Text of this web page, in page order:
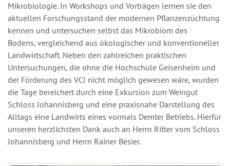
Mikrobiologie. In Workshops und Vorträgen lernen sie den
aktuellen Forschungsstand der modernen Pflanzenzüchtung
kennen und untersuchen selbst das Mikrobiom des
Bodens, vergleichend aus ökologischer und konventioneller
Landwirtschaft. Neben den zahlreichen praktischen
Untersuchungen, die ohne die Hochschule Geisenheim und
der Förderung des VCI nicht möglich gewesen wäre, wurden
die Tage bereichert durch eine Exkursion zum Weingut
Schloss Johannisberg und eine praxisnahe Darstellung des
Alltags eine Landwirts eines vormals Demter Betriebs. Hierfür
unseren herzlichsten Dank auch an Herrn Ritter vom Schloss
Johannisberg und Herrn Rainer Besier.